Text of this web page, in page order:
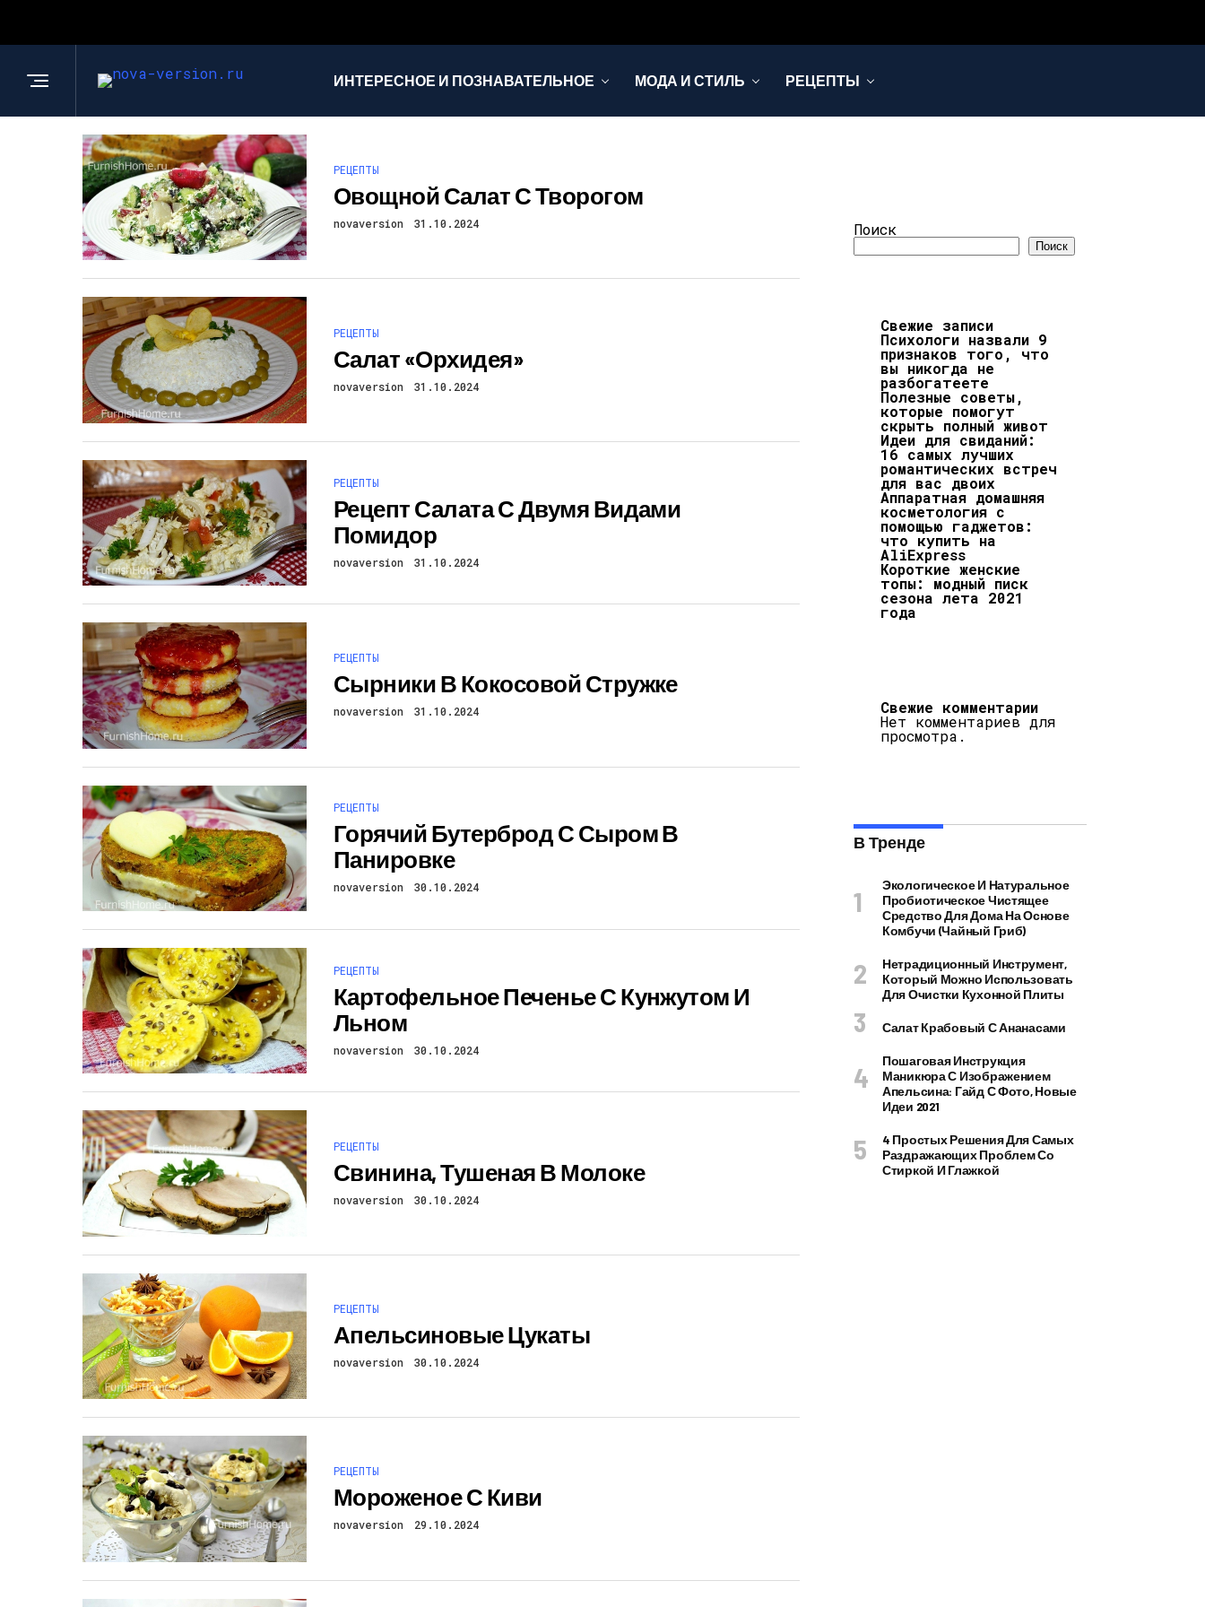
ИНТЕРЕСНОЕ И ПОЗНАВАТЕЛЬНОЕ МОДА И СТИЛЬ РЕЦЕПТЫ
РЕЦЕПТЫ
Овощной Салат С Творогом
novaversion 31.10.2024
РЕЦЕПТЫ
Салат «Орхидея»
novaversion 31.10.2024
РЕЦЕПТЫ
Рецепт Салата С Двумя Видами
Помидор
novaversion 31.10.2024
РЕЦЕПТЫ
Сырники В Кокосовой Стружке
novaversion 31.10.2024
РЕЦЕПТЫ
Горячий Бутерброд С Сыром В
Панировке
novaversion 30.10.2024
РЕЦЕПТЫ
Картофельное Печенье С Кунжутом И
Льном
novaversion 30.10.2024
РЕЦЕПТЫ
Свинина, Тушеная В Молоке
novaversion 30.10.2024
РЕЦЕПТЫ
Апельсиновые Цукаты
novaversion 30.10.2024
РЕЦЕПТЫ
Мороженое С Киви
novaversion 29.10.2024
Поиск
Поиск
Свежие записи
Психологи назвали 9
признаков того, что
вы никогда не
разбогатеете
Полезные советы,
которые помогут
скрыть полный живот
Идеи для свиданий:
16 самых лучших
романтических встреч
для вас двоих
Аппаратная домашняя
косметология с
помощью гаджетов:
что купить на
AliExpress
Короткие женские
топы: модный писк
сезона лета 2021
года
Свежие комментарии
Нет комментариев для
просмотра.
В Тренде
Экологическое И Натуральное
Пробиотическое Чистящее
Средство Для Дома На Основе
Комбучи (чайный Гриб)
Нетрадиционный Инструмент,
Который Можно Использовать
Для Очистки Кухонной Плиты
Салат Крабовый С Ананасами
Пошаговая Инструкция
Маникюра С Изображением
Апельсина: Гайд С Фото, Новые
Идеи 2021
4 Простых Решения Для Самых
Раздражающих Проблем Со
Стиркой И Глажкой